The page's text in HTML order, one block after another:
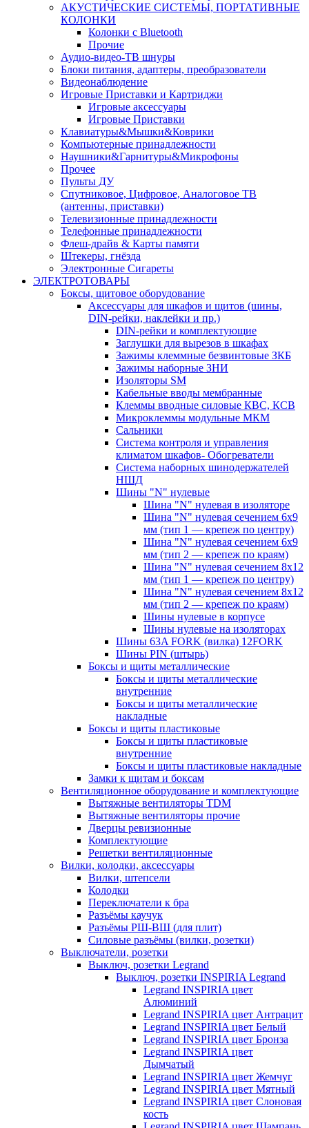
АКУСТИЧЕСКИЕ СИСТЕМЫ, ПОРТАТИВНЫЕ
КОЛОНКИ
Колонки с Bluetooth
Прочие
Аудио-видео-ТВ шнуры
Блоки питания, адаптеры, преобразователи
Видеонаблюдение
Игровые Приставки и Картриджи
Игровые аксессуары
Игровые Приставки
Клавиатуры&Мышки&Коврики
Компьютерные принадлежности
Наушники&Гарнитуры&Микрофоны
Прочее
Пульты ДУ
Спутниковое, Цифровое, Аналоговое ТВ
(антенны, приставки)
Телевизионные принадлежности
Телефонные принадлежности
Флеш-драйв & Карты памяти
Штекеры, гнёзда
Электронные Сигареты
ЭЛЕКТРОТОВАРЫ
Боксы, щитовое оборудование
Аксессуары для шкафов и щитов (шины,
DIN-рейки, наклейки и пр.)
DIN-рейки и комплектующие
Заглушки для вырезов в шкафах
Зажимы клеммные безвинтовые ЗКБ
Зажимы наборные ЗНИ
Изоляторы SM
Кабельные вводы мембранные
Клеммы вводные силовые КВС, КСВ
Микроклеммы модульные МКМ
Сальники
Система контроля и управления
климатом шкафов- Обогреватели
Система наборных шинодержателей
НШД
Шины "N" нулевые
Шина "N" нулевая в изоляторе
Шина "N" нулевая сечением 6х9
мм (тип 1 — крепеж по центру)
Шина "N" нулевая сечением 6х9
мм (тип 2 — крепеж по краям)
Шина "N" нулевая сечением 8х12
мм (тип 1 — крепеж по центру)
Шина "N" нулевая сечением 8х12
мм (тип 2 — крепеж по краям)
Шины нулевые в корпусе
Шины нулевые на изоляторах
Шины 63A FORK (вилка) 12FORK
Шины PIN (штырь)
Боксы и щиты металлические
Боксы и щиты металлические
внутренние
Боксы и щиты металлические
накладные
Боксы и щиты пластиковые
Боксы и щиты пластиковые
внутренние
Боксы и щиты пластиковые накладные
Замки к щитам и боксам
Вентиляционное оборудование и комплектующие
Вытяжные вентиляторы TDM
Вытяжные вентиляторы прочие
Дверцы ревизионные
Комплектующие
Решетки вентиляционные
Вилки, колодки, аксессуары
Вилки, штепсели
Колодки
Переключатели к бра
Разъёмы каучук
Разъёмы РШ-ВШ (для плит)
Силовые разъёмы (вилки, розетки)
Выключатели, розетки
Выключ, розетки Legrand
Выключ, розетки INSPIRIA Legrand
Legrand INSPIRIA цвет
Алюминий
Legrand INSPIRIA цвет Антрацит
Legrand INSPIRIA цвет Белый
Legrand INSPIRIA цвет Бронза
Legrand INSPIRIA цвет
Дымчатый
Legrand INSPIRIA цвет Жемчуг
Legrand INSPIRIA цвет Мятный
Legrand INSPIRIA цвет Слоновая
кость